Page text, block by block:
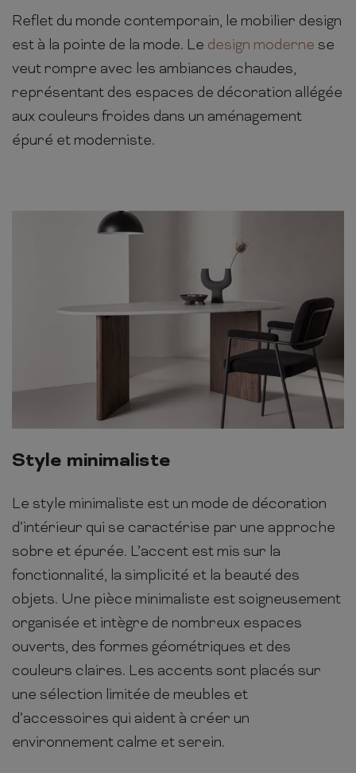
Reflet du monde contemporain, le mobilier design
est à la pointe de la mode. Le design moderne se
veut rompre avec les ambiances chaudes,
représentant des espaces de décoration allégée
aux couleurs froides dans un aménagement
épuré et moderniste.
Style minimaliste
Le style minimaliste est un mode de décoration
d’intérieur qui se caractérise par une approche
sobre et épurée. L’accent est mis sur la
fonctionnalité, la simplicité et la beauté des
objets. Une pièce minimaliste est soigneusement
organisée et intègre de nombreux espaces
ouverts, des formes géométriques et des
couleurs claires. Les accents sont placés sur
une sélection limitée de meubles et
d’accessoires qui aident à créer un
environnement calme et serein.